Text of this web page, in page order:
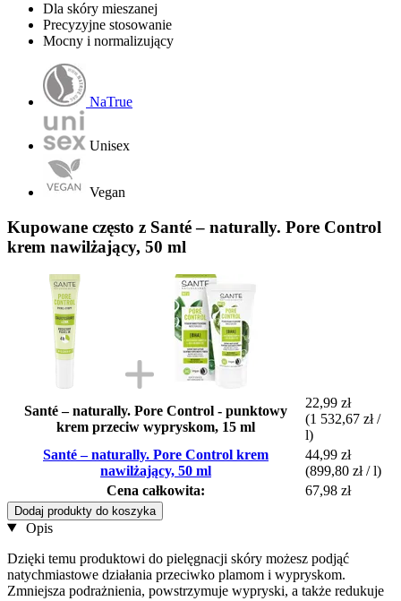
Dla skóry mieszanej
Precyzyjne stosowanie
Mocny i normalizujący
NaTrue
Unisex
Vegan
Kupowane często z Santé – naturally. Pore Control
krem nawilżający, 50 ml
Santé – naturally. Pore Control - punktowy
krem przeciw wypryskom, 15 ml
22,99 zł
(1 532,67 zł /
l)
Santé – naturally. Pore Control krem
nawilżający, 50 ml
44,99 zł
(899,80 zł / l)
Cena całkowita:
67,98 zł
Dodaj produkty do koszyka
Opis
Dzięki temu produktowi do pielęgnacji skóry możesz podjąć
natychmiastowe działania przeciwko plamom i wypryskom.
Zmniejsza podrażnienia, powstrzymuje wypryski, a także redukuje